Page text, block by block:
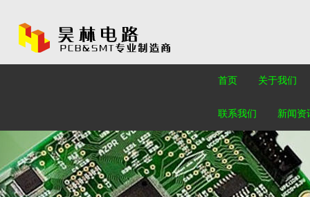
首页 关于我们
联系我们 新闻资